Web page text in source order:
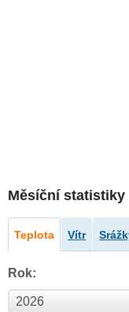
Měsíční statistiky
Teplota Vítr
Rok: